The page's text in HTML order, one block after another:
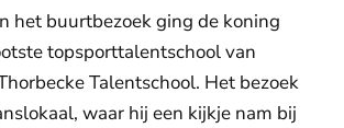
het buurtbezoek ging de koning
topsporttalentschool van
Talentschool. Het bezoek
waar hij een kijkje nam bij